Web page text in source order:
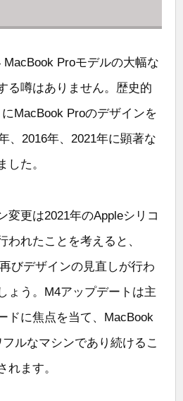
Proモデルの大幅な
る噂はありません。歴史的
MacBook Proのデザインを
、2016年、2021年に顕著な
した。
変更は2021年のAppleシリコ
われたことを考えると、
びデザインの見直しが行わ
ょう。M4アップデートは主
ドに焦点を当て、MacBook
ルなマシンであり続けるこ
れます。